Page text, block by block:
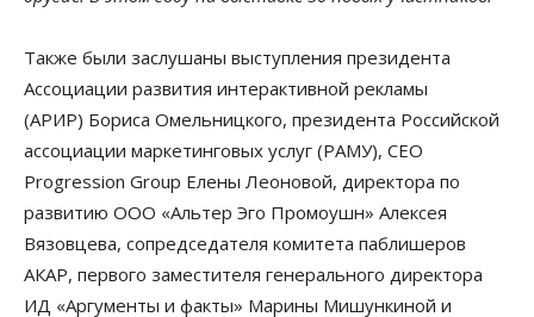
Также были заслушаны выступления президента
Ассоциации развития интерактивной рекламы
(АРИР) Бориса Омельницкого, президента Российской
ассоциации маркетинговых услуг (РАМУ), СЕО
Progression Group Елены Леоновой, директора по
развитию ООО «Альтер Эго Промоушн» Алексея
Вязовцева, сопредседателя комитета паблишеров
АКАР, первого заместителя генерального директора
ИД «Аргументы и факты» Марины Мишункиной и